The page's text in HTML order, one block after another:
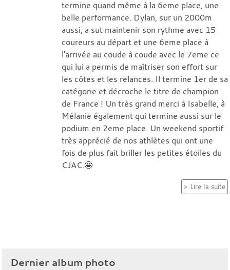
termine quand même à la 6eme place, une
belle performance. Dylan, sur un 2000m
aussi, a sut maintenir son rythme avec 15
coureurs au départ et une 6eme place à
l'arrivée au coude à coude avec le 7eme ce
qui lui a permis de maîtriser son effort sur
les côtes et les relances. Il termine 1er de sa
catégorie et décroche le titre de champion
de France ! Un très grand merci à Isabelle, à
Mélanie également qui termine aussi sur le
podium en 2eme place. Un weekend sportif
très apprécié de nos athlètes qui ont une
fois de plus fait briller les petites étoiles du
CJAC.🤩
Lire la suite
Dernier album photo